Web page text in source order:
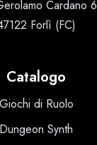
Cardano 6
Forlì (FC)
Catalogo
Giochi di Ruolo
Dungeon Synth